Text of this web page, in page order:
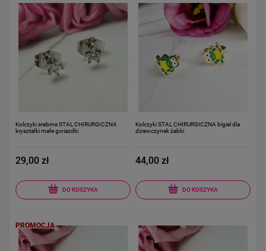
Kolczyki srebrne STAL CHIRURGICZNA
kryształki małe gwiazdki
29,00 zł
DO KOSZYKA
Kolczyki STAL CHIRURGICZNA bigiel dla
dziewczynek żabki
44,00 zł
DO KOSZYKA
PROMOCJA